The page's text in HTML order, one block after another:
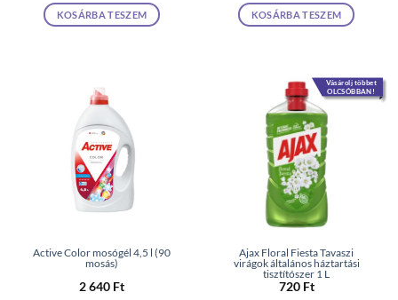
KOSÁRBA TESZEM KOSÁRBA TESZEM
Active Color mosógél 4,5 l (90
mosás)
2 640 Ft
Vásárolj többet
OLCSÓBBAN!
Ajax Floral Fiesta Tavaszi
virágok általános háztartási
tisztítószer 1 L
720 Ft